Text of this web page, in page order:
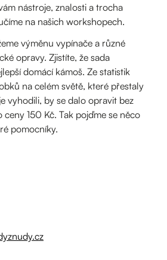
nástroje, znalosti a trocha
na našich workshopech.
výměnu vypínače a různé
opravy. Zjistíte, že sada
domácí kámoš. Ze statistik
na celém světě, které přestaly
vyhodili, by se dalo opravit bez
150 Kč. Tak pojďme se něco
pomocníky.